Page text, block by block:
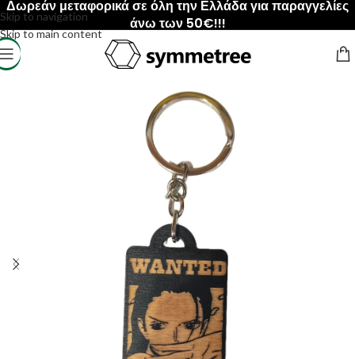
Skip to navigation
Skip to main content
Δωρεάν μεταφορικά σε όλη την Ελλάδα για παραγγελίες
άνω των 50€!!!
Αρχική σελίδα ΠΡΟΙΟΝΤΑ/Μπρελόκ